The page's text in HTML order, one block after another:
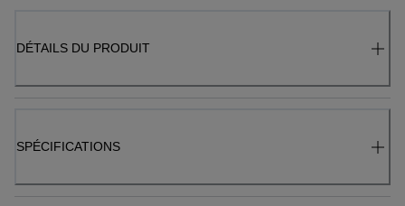
DÉTAILS DU PRODUIT
SPÉCIFICATIONS